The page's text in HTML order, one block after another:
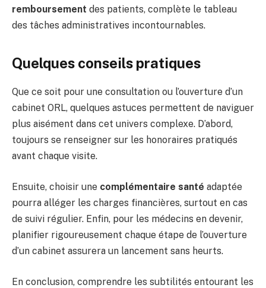
remboursement des patients, complète le tableau
des tâches administratives incontournables.
Quelques conseils pratiques
Que ce soit pour une consultation ou l’ouverture d’un
cabinet ORL, quelques astuces permettent de naviguer
plus aisément dans cet univers complexe. D’abord,
toujours se renseigner sur les honoraires pratiqués
avant chaque visite.
Ensuite, choisir une complémentaire santé adaptée
pourra alléger les charges financières, surtout en cas
de suivi régulier. Enfin, pour les médecins en devenir,
planifier rigoureusement chaque étape de l’ouverture
d’un cabinet assurera un lancement sans heurts.
En conclusion, comprendre les subtilités entourant les